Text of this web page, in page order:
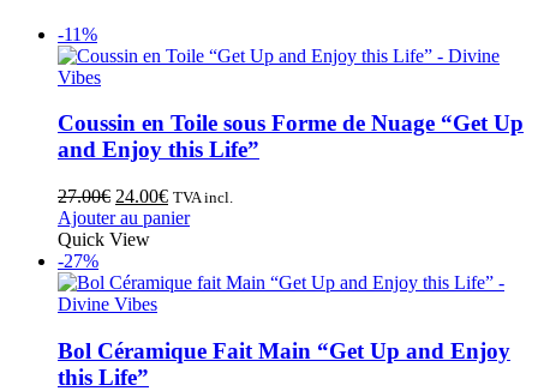
-11%
Coussin en Toile sous Forme de Nuage “Get Up
and Enjoy this Life”
27.00€ 24.00€ TVA incl.
Ajouter au panier
Quick View
-27%
Bol Céramique Fait Main “Get Up and Enjoy
this Life”